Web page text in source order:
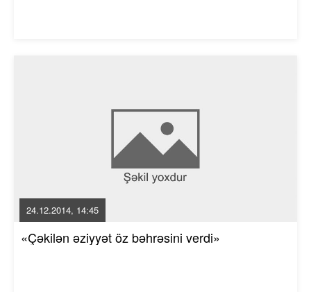
24.12.2014, 14:45
«Çəkilən əziyyət öz bəhrəsini verdi»